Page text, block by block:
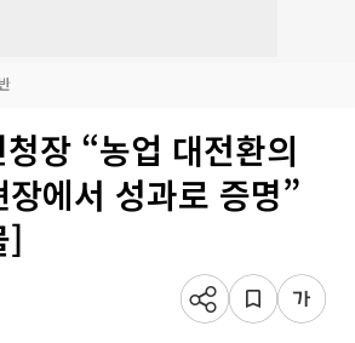
장 “농업 대전환의
에서 성과로 증명”
]